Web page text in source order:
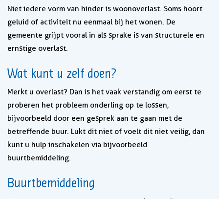
Niet iedere vorm van hinder is woonoverlast. Soms hoort
geluid of activiteit nu eenmaal bij het wonen. De
gemeente grijpt vooral in als sprake is van structurele en
ernstige overlast.
Wat kunt u zelf doen?
Merkt u overlast? Dan is het vaak verstandig om eerst te
proberen het probleem onderling op te lossen,
bijvoorbeeld door een gesprek aan te gaan met de
betreffende buur. Lukt dit niet of voelt dit niet veilig, dan
kunt u hulp inschakelen via bijvoorbeeld
buurtbemiddeling.
Buurtbemiddeling